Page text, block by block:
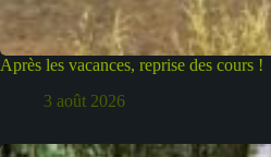
Après les vacances, reprise des cours !
3 août 2026